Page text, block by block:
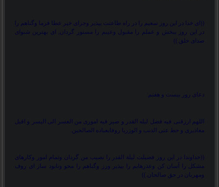
)) ای خدا در این روز سعیم را در راه طاعتت بپذیر وجزای خیر عطا فرما وگناهم را
در این روز ببخش و عملم را مقبول وعیبم را مستور گردان, ای بهترین شنوای
صدای خلق.
دعای روز بیست و هفتم:
اللهم ارزقنی فیه فضل لیله القدر و صیر فیه اموری من العسر الی الیسر و اقبل
معاذیری و حط عنی الذنب و الوزریا روفابعباده الصالحین.
)) خداوندا در این روز فضیلت لیلة القدر را نصیب من گردان وتمام امور وکارهای
مشکل را آسان کن وعذرهایم را بپذیر ورز وگناهم را محو ونابود ساز ای روف
ومهربان در حق صالحان.